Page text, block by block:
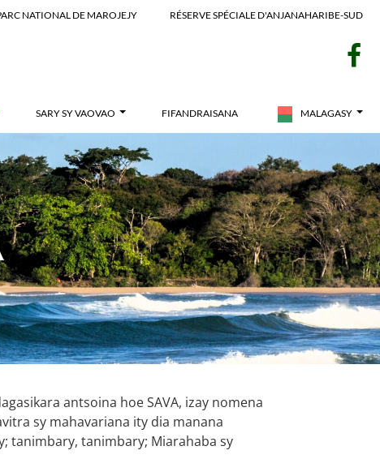
NATIONAL DE MAROJEJY RÉSERVE SPÉCIALE D'ANJANAHARIBE-SUD
SARY SY VAOVAO FIFANDRAISANA MALAGASY
antsoina hoe SAVA, izay nomena
sy mahavariana ity dia manana
tanimbary, tanimbary; Miarahaba sy